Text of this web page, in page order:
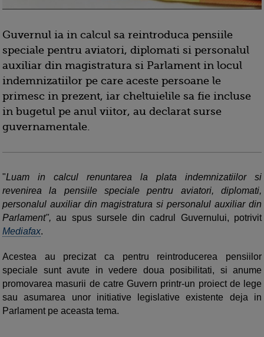
Guvernul ia in calcul sa reintroduca pensiile
speciale pentru aviatori, diplomati si personalul
auxiliar din magistratura si Parlament in locul
indemnizatiilor pe care aceste persoane le
primesc in prezent, iar cheltuielile sa fie incluse
in bugetul pe anul viitor, au declarat surse
guvernamentale.
"Luam in calcul renuntarea la plata indemnizatiilor si
revenirea la pensiile speciale pentru aviatori, diplomati,
personalul auxiliar din magistratura si personalul auxiliar din
Parlament", au spus sursele din cadrul Guvernului, potrivit
Mediafax.
Acestea au precizat ca pentru reintroducerea pensiilor
speciale sunt avute in vedere doua posibilitati, si anume
promovarea masurii de catre Guvern printr-un proiect de lege
sau asumarea unor initiative legislative existente deja in
Parlament pe aceasta tema.